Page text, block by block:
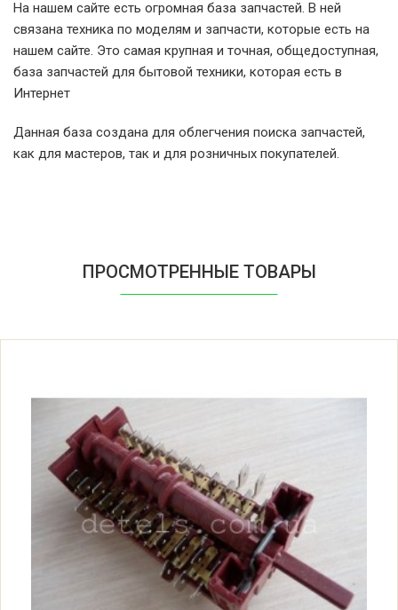
Hansa 734.421 12130 sEC2.711Iv
ART.734.421 OTTO
Hansa 734.421 12314 sEC2.711Iv art.
Hansa 756/954/91 11264
VESY FOXTROT NOVAIA
HANSA U.M.L.E.Ł.
EHK2.834TeKDRL HANSA R.
Hansa BCCI612831 12831
EHK2.834TeKDpRL HANSA R.
Hansa BCCI614556 14556 set
EHK2.834TeKDSrL HANSA Rosja
Hansa BCCI614586 14586
На нашем сайте есть огромная база запчастей. В ней
связана техника по моделям и запчасти, которые есть на
нашем сайте. Это самая крупная и точная, общедоступная,
база запчастей для бытовой техники, которая есть в
Интернет
Данная база создана для облегчения поиска запчастей,
как для мастеров, так и для розничных покупателей.
ПРОСМОТРЕННЫЕ ТОВАРЫ